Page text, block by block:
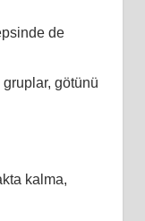
de
götünü
kalma,